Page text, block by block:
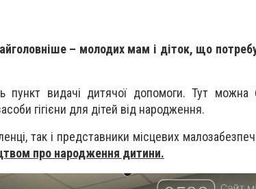
– молодих мам і діток, що
пункт видачі дитячої допомоги. Тут можна
гігієни для дітей від народження.
так і представники місцевих
про народження дитини.